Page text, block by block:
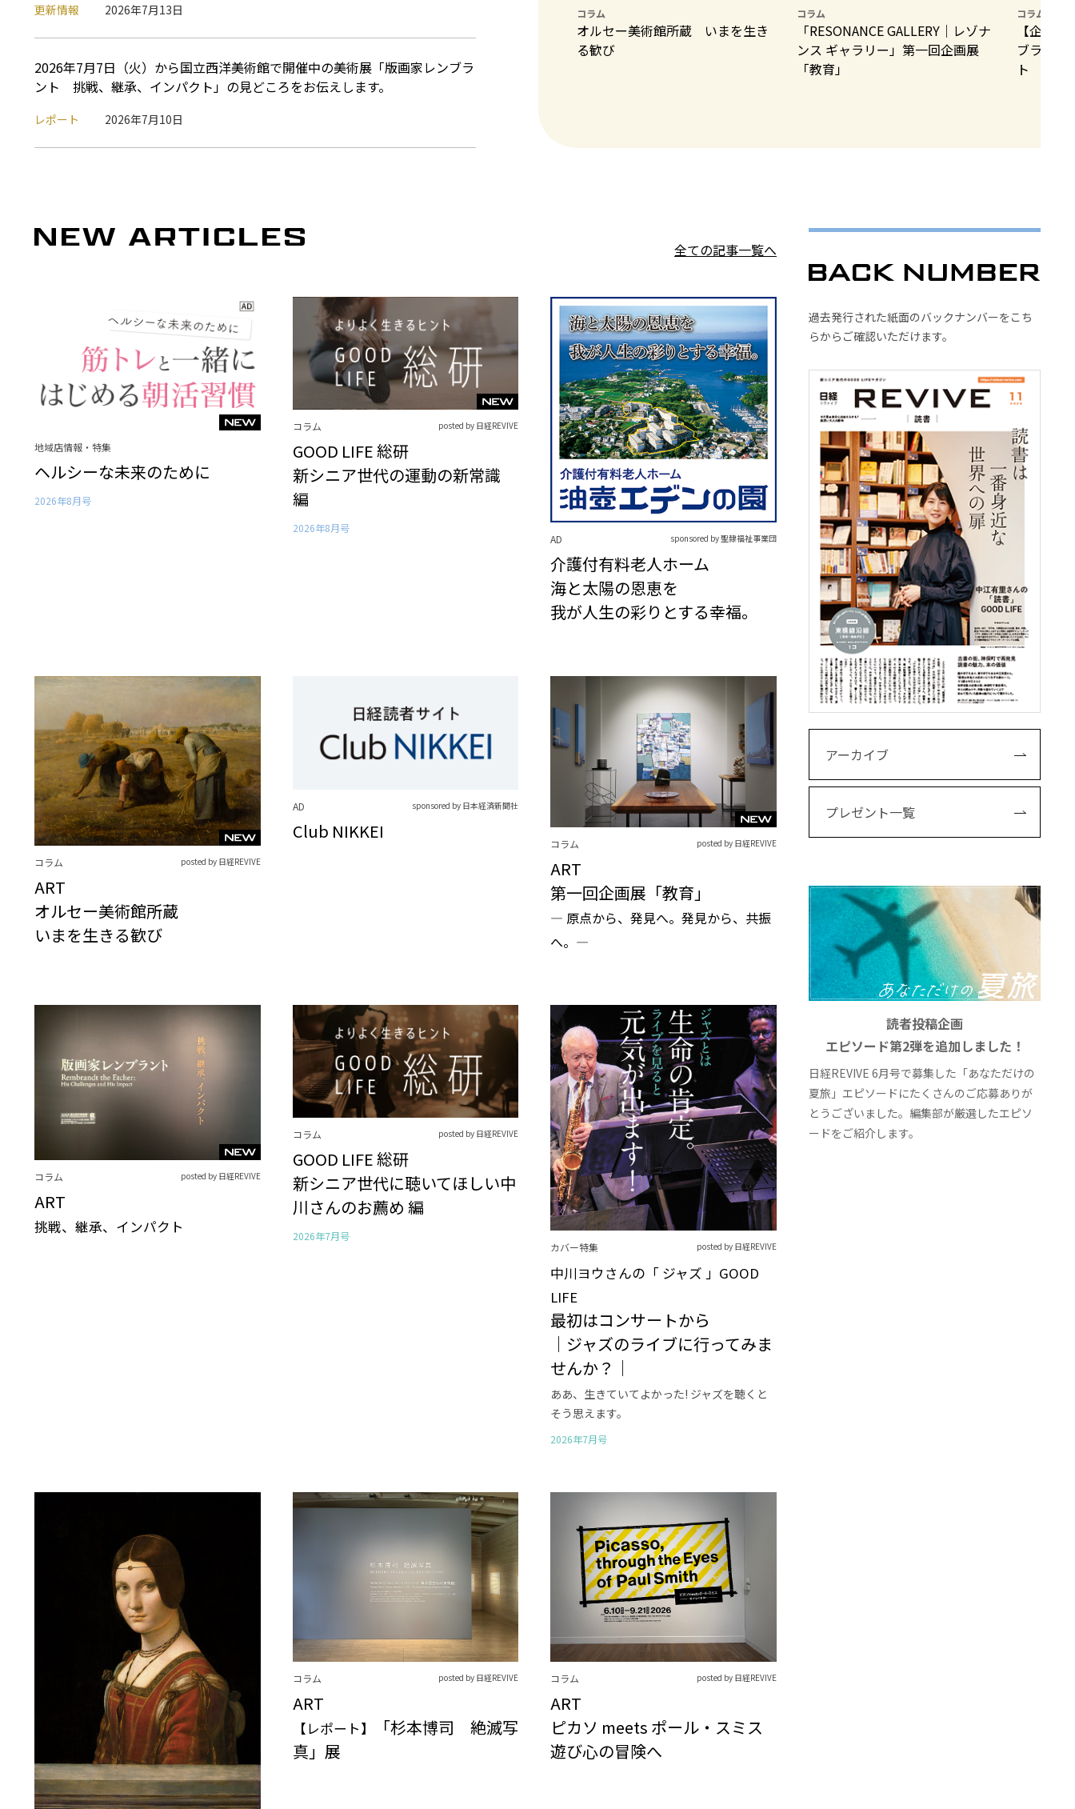
更新情報 2026年7月13日
2026年7月7日（火）から国立西洋美術館で開催中の美術展「版画家レンブラ
ント 挑戦、継承、インパクト」の見どころをお伝えします。
レポート 2026年7月10日
コラム
オルセー美術館所蔵 いまを生き
る歓び
コラム
「RESONANCE GALLERY｜レゾナ
ンス ギャラリー」第一回企画展
「教育」
コラム
【企画
ブラン
ト
全ての記事一覧へ
地域店情報・特集
ヘルシーな未来のために
2026年8月号
コラム posted by 日経REVIVE
GOOD LIFE 総研
新シニア世代の運動の新常識
編
2026年8月号
AD
sponsored by 聖隷福祉事業団
介護付有料老人ホーム
海と太陽の恩恵を
我が人生の彩りとする幸福。
コラム posted by 日経REVIVE
ART
オルセー美術館所蔵
いまを生きる歓び
AD sponsored by 日本経済新聞社
Club NIKKEI
コラム posted by 日経REVIVE
ART
第一回企画展「教育」
― 原点から、発見へ。発見から、共振
へ。―
コラム posted by 日経REVIVE
ART
挑戦、継承、インパクト
コラム posted by 日経REVIVE
GOOD LIFE 総研
新シニア世代に聴いてほしい中
川さんのお薦め 編
2026年7月号
カバー特集
posted by 日経REVIVE
中川ヨウさんの「 ジャズ 」GOOD
LIFE
最初はコンサートから
｜ジャズのライブに行ってみま
せんか？｜
ああ、生きていてよかった! ジャズを聴くと
そう思えます。
2026年7月号
コラム posted by 日経REVIVE
ART
【レポート】
「杉本博司 絶滅写
真」展
コラム posted by 日経REVIVE
ART
ピカソ meets ポール・スミス
遊び心の冒険へ
過去発行された紙面のバックナンバーをこち
らからご確認いただけます。
アーカイブ
プレゼント一覧
読者投稿企画
エピソード第2弾を追加しました！
日経REVIVE 6月号で募集した「あなただけの
夏旅」エピソードにたくさんのご応募ありが
とうございました。編集部が厳選したエピソ
ードをご紹介します。